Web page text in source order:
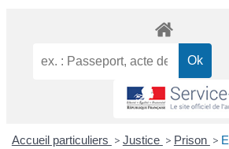
Accueil particuliers > Justice > Prison >